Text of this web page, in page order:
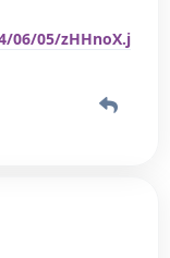
06/05/zHHnoX.j